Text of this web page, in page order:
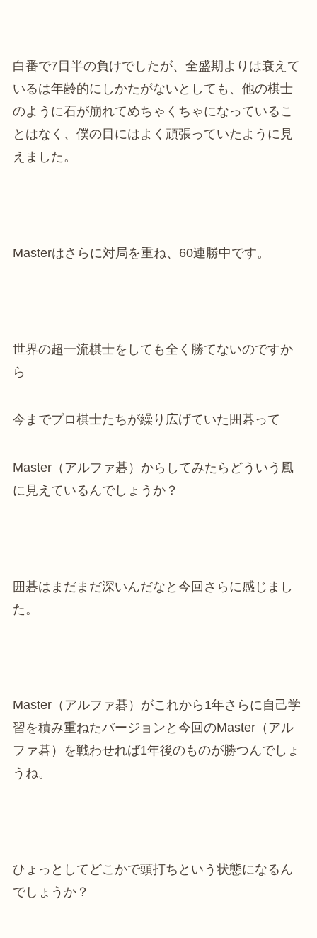
白番で7目半の負けでしたが、全盛期よりは衰えて
いるは年齢的にしかたがないとしても、他の棋士
のように石が崩れてめちゃくちゃになっているこ
とはなく、僕の目にはよく頑張っていたように見
えました。
Masterはさらに対局を重ね、60連勝中です。
世界の超一流棋士をしても全く勝てないのですか
ら
今までプロ棋士たちが繰り広げていた囲碁って
Master（アルファ碁）からしてみたらどういう風
に見えているんでしょうか？
囲碁はまだまだ深いんだなと今回さらに感じまし
た。
Master（アルファ碁）がこれから1年さらに自己学
習を積み重ねたバージョンと今回のMaster（アル
ファ碁）を戦わせれば1年後のものが勝つんでしょ
うね。
ひょっとしてどこかで頭打ちという状態になるん
でしょうか？